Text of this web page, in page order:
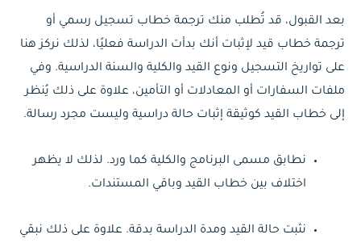
بعد القبول، قد تُطلب منك ترجمة خطاب تسجيل رسمي أو
ترجمة خطاب قيد لإثبات أنك بدأت الدراسة فعليًا، لذلك نركز هنا
على تواريخ التسجيل ونوع القيد والكلية والسنة الدراسية. وفي
ملفات السفارات أو المعادلات أو التأمين، علاوة على ذلك يُنظر
إلى خطاب القيد كوثيقة إثبات حالة دراسية وليست مجرد رسالة.
نطابق مسمى البرنامج والكلية كما ورد. لذلك لا يظهر
اختلاف بين خطاب القيد وباقي المستندات.
نثبت حالة القيد ومدة الدراسة بدقة. علاوة على ذلك نبقي